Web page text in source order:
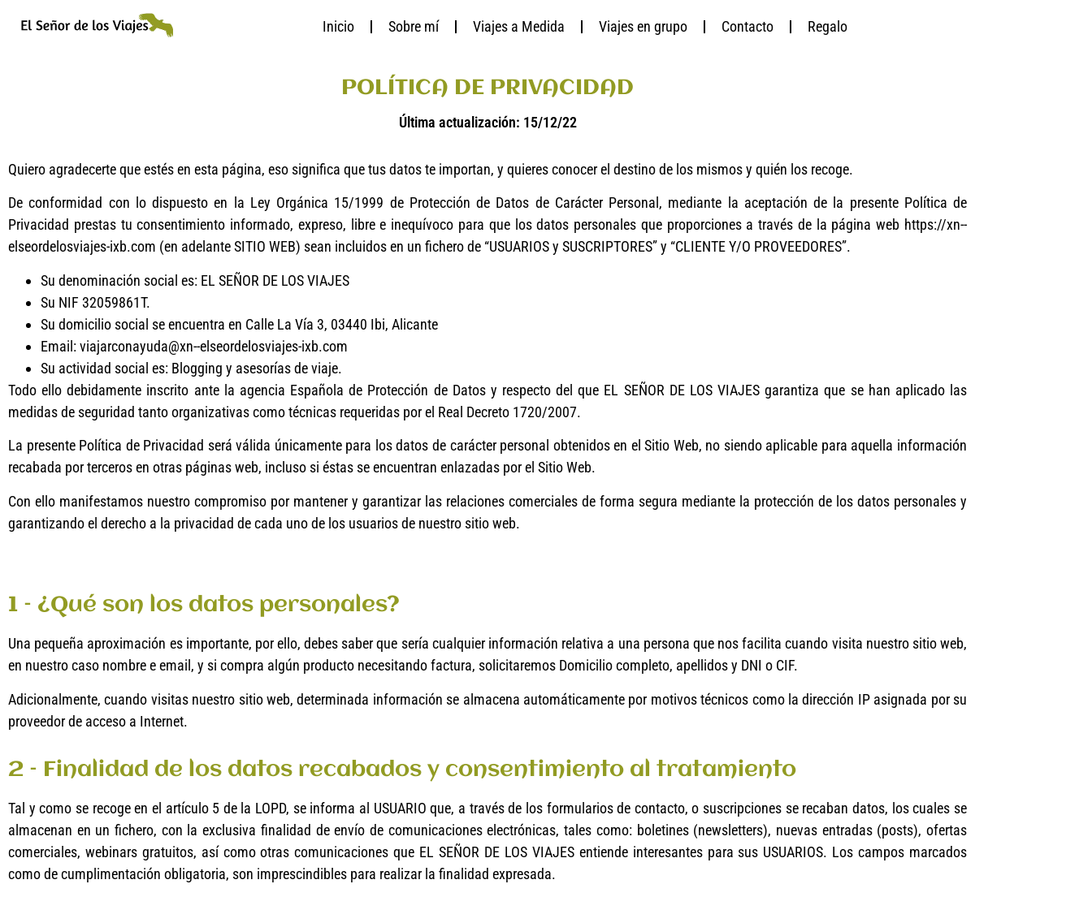
Inicio Sobre mí Viajes a Medida Viajes en grupo Contacto Regalo
POLÍTICA DE PRIVACIDAD
Última actualización: 15/12/22
Quiero agradecerte que estés en esta página, eso significa que tus datos te importan, y quieres conocer el destino de los mismos y quién los recoge.
De conformidad con lo dispuesto en la Ley Orgánica 15/1999 de Protección de Datos de Carácter Personal, mediante la aceptación de la presente Política de
Privacidad prestas tu consentimiento informado, expreso, libre e inequívoco para que los datos personales que proporciones a través de la página web https://xn--
elseordelosviajes-ixb.com (en adelante SITIO WEB) sean incluidos en un fichero de “USUARIOS y SUSCRIPTORES” y “CLIENTE Y/O PROVEEDORES”.
Su denominación social es: EL SEÑOR DE LOS VIAJES
Su NIF 32059861T.
Su domicilio social se encuentra en Calle La Vía 3, 03440 Ibi, Alicante
Email: viajarconayuda@xn--elseordelosviajes-ixb.com
Su actividad social es: Blogging y asesorías de viaje.
Todo ello debidamente inscrito ante la agencia Española de Protección de Datos y respecto del que EL SEÑOR DE LOS VIAJES garantiza que se han aplicado las
medidas de seguridad tanto organizativas como técnicas requeridas por el Real Decreto 1720/2007.
La presente Política de Privacidad será válida únicamente para los datos de carácter personal obtenidos en el Sitio Web, no siendo aplicable para aquella información
recabada por terceros en otras páginas web, incluso si éstas se encuentran enlazadas por el Sitio Web.
Con ello manifestamos nuestro compromiso por mantener y garantizar las relaciones comerciales de forma segura mediante la protección de los datos personales y
garantizando el derecho a la privacidad de cada uno de los usuarios de nuestro sitio web.
1 – ¿Qué son los datos personales?
Una pequeña aproximación es importante, por ello, debes saber que sería cualquier información relativa a una persona que nos facilita cuando visita nuestro sitio web,
en nuestro caso nombre e email, y si compra algún producto necesitando factura, solicitaremos Domicilio completo, apellidos y DNI o CIF.
Adicionalmente, cuando visitas nuestro sitio web, determinada información se almacena automáticamente por motivos técnicos como la dirección IP asignada por su
proveedor de acceso a Internet.
2 – Finalidad de los datos recabados y consentimiento al tratamiento
Tal y como se recoge en el artículo 5 de la LOPD, se informa al USUARIO que, a través de los formularios de contacto, o suscripciones se recaban datos, los cuales se
almacenan en un fichero, con la exclusiva finalidad de envío de comunicaciones electrónicas, tales como: boletines (newsletters), nuevas entradas (posts), ofertas
comerciales, webinars gratuitos, así como otras comunicaciones que EL SEÑOR DE LOS VIAJES entiende interesantes para sus USUARIOS. Los campos marcados
como de cumplimentación obligatoria, son imprescindibles para realizar la finalidad expresada.